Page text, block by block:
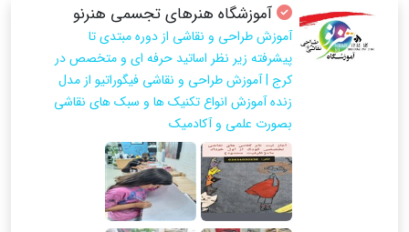
آموزشگاه هنرهای تجسمی هنرنو
آموزش طراحی و نقاشی از دوره مبتدی تا
پیشرفته زیر نظر اساتید حرفه ای و متخصص در
کرج | آموزش طراحی و نقاشی فیگوراتیو از مدل
زنده آموزش انواع تکنیک ها و سبک های نقاشی
بصورت علمی و آکادمیک